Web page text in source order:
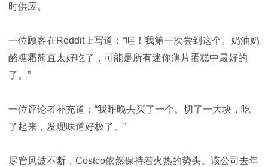
时供应。
一位顾客在Reddit上写道：“哇！我第一次尝到这个。奶油奶
酪糖霜简直太好吃了，可能是所有迷你薄片蛋糕中最好的
了。”
一位评论者补充道：“我昨晚去买了一个。切了一大块，吃
了起来，发现味道好极了。”
尽管风波不断，Costco依然保持着火热的势头。该公司去年